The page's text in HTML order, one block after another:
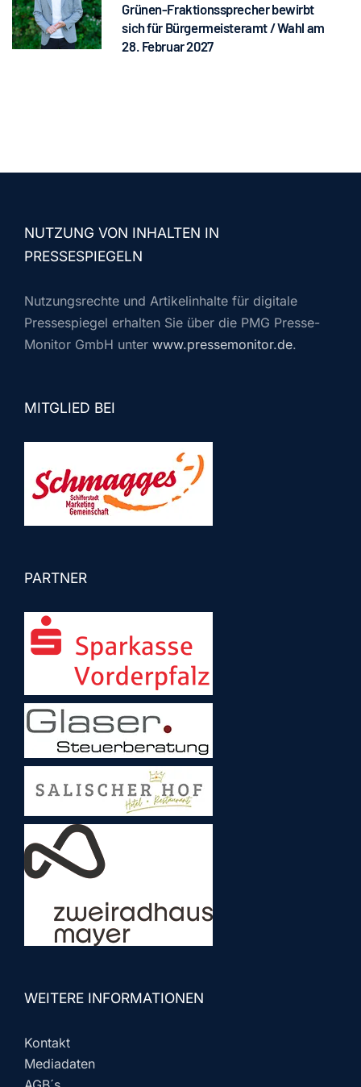
Grünen-Fraktionssprecher bewirbt
sich für Bürgermeisteramt / Wahl am
28. Februar 2027
NUTZUNG VON INHALTEN IN
PRESSESPIEGELN
Nutzungsrechte und Artikelinhalte für digitale
Pressespiegel erhalten Sie über die PMG Presse-
Monitor GmbH unter www.pressemonitor.de.
MITGLIED BEI
PARTNER
WEITERE INFORMATIONEN
Kontakt
Mediadaten